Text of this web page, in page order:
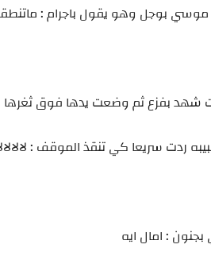
بوجل وهو يقول باجرام :
بفزع ثم وضعت يدها فوق ثغرها
ردت سريعا كي تنقذ الموقف :
: امال ايه